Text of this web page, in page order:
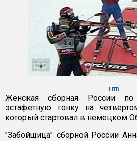
НТВ
Женская сборная России по
эстафетную гонку на
который стартовал в немецком
"Забойщица" сборной России